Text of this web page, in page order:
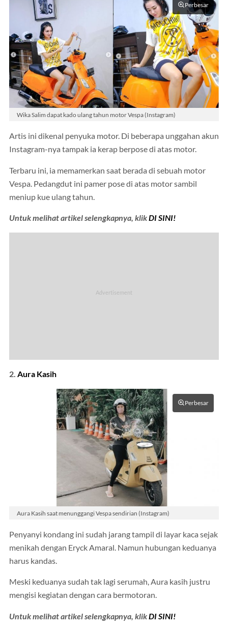
Perbesar
Wika Salim dapat kado ulang tahun motor Vespa (Instagram)
Artis ini dikenal penyuka motor. Di beberapa unggahan akun
Instagram-nya tampak ia kerap berpose di atas motor.
Terbaru ini, ia memamerkan saat berada di sebuah motor
Vespa. Pedangdut ini pamer pose di atas motor sambil
meniup kue ulang tahun.
Untuk melihat artikel selengkapnya, klikDI SINI!
2. Aura Kasih
Perbesar
Aura Kasih saat menunggangi Vespa sendirian (Instagram)
Penyanyi kondang ini sudah jarang tampil di layar kaca sejak
menikah dengan Eryck Amaral. Namun hubungan keduanya
harus kandas.
Meski keduanya sudah tak lagi serumah, Aura kasih justru
mengisi kegiatan dengan cara bermotoran.
Untuk melihat artikel selengkapnya, klikDI SINI!